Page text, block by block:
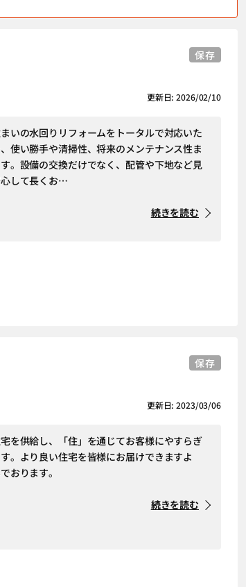
更新日: 2026/02/10
いの水回りリフォームをトータルで対応いた
使い勝手や清掃性、将来のメンテナンス性ま
。設備の交換だけでなく、配管や下地など見
して長くお…
続きを読む
保存
更新日: 2023/03/06
を供給し、「住」を通じてお客様にやすらぎ
。より良い住宅を皆様にお届けできますよ
おります。
続きを読む
保存